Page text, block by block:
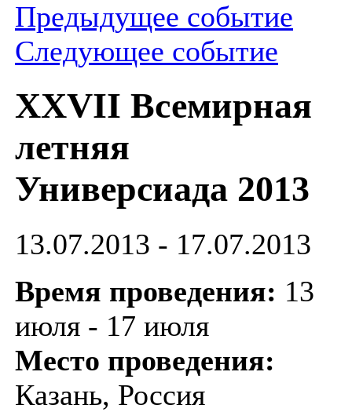
Предыдущее событие
Следующее событие
XXVII Всемирная
летняя
Универсиада 2013
13.07.2013 - 17.07.2013
Время проведения: 13
июля - 17 июля
Место проведения:
Казань, Россия